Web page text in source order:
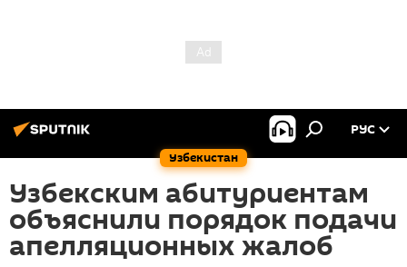
Узбекистан
РУС
Узбекским абитуриентам
объяснили порядок подачи
апелляционных жалоб